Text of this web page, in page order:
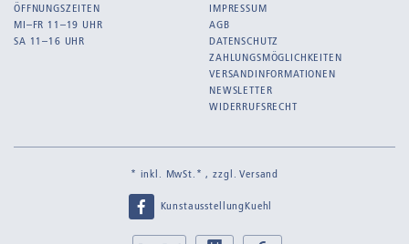
Becker, F.
Beckmann, Max
Birnstengel, Richard
ÖFFNUNGSZEITEN
MI–FR 11–19 UHR
SA 11–16 UHR
IMPRESSUM
AGB
DATENSCHUTZ
ZAHLUNGSMÖGLICHKEITEN
VERSANDINFORMATIONEN
NEWSLETTER
WIDERRUFSRECHT
* inkl. MwSt.* , zzgl.Versand
KunstausstellungKuehl